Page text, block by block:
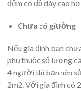
đệm có độ dày cao
Chưa có giường
Nếu gia đình bạn
phụ thuộc số lượng
4 người thì bạn nên
2m2. Với gia đình có